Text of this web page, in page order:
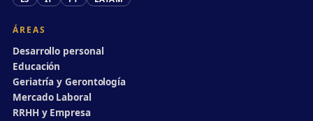
ÁREAS
Desarrollo personal
Educación
Geriatría y Gerontología
Mercado Laboral
RRHH y Empresa